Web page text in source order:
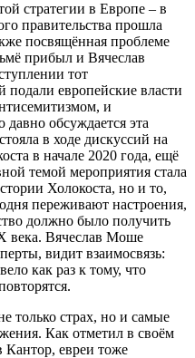
стратегии в Европе – в
правительства прошла
посвящённая проблеме
прибыл и Вячеслав
тот
европейские власти
и
обсуждается эта
в ходе дискуссий на
в начале 2020 года, ещё
темой мероприятия стала
Холокоста, но и то,
переживают настроения,
должно было получить
века. Вячеслав Моше
видит взаимосвязь:
как раз к тому, что
только страх, но и самые
Как отметил в своём
евреи тоже